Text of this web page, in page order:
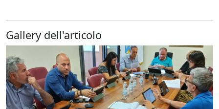
Gallery dell'articolo